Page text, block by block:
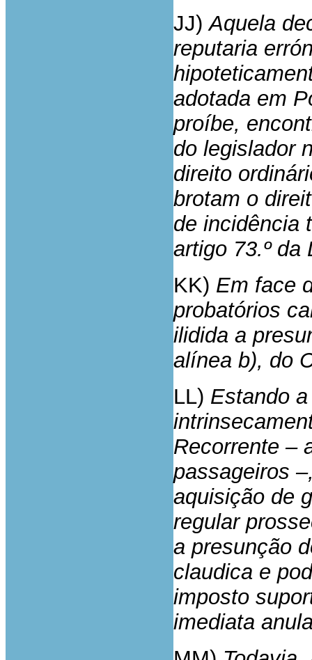
JJ)Aquela
reputaria
adotada em
proíbe,
do legislador
direito
brotam o
de incidência
artigo 73.º da
KK) Em face
probatórios
ilidida a
alínea b), do
LL) Estando
Recorrente –
passageiros
aquisição de
regular
a presunção
claudica e
imposto
imediata